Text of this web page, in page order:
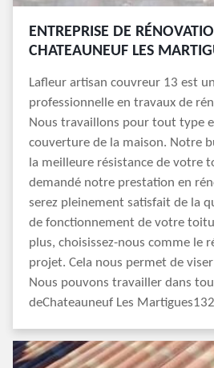
ENTREPRISE DE
CHATEAUNEUF LES
Lafleur artisan couvreur 13 est
professionnelle en travaux de
Nous travaillons pour tout type
couverture de la maison. Notre
la meilleure résistance de votre
demandé notre prestation en
serez pleinement satisfait de la
de fonctionnement de votre
plus, choisissez-nous comme le
projet. Cela nous permet de
Nous pouvons travailler dans
deChateauneuf Les